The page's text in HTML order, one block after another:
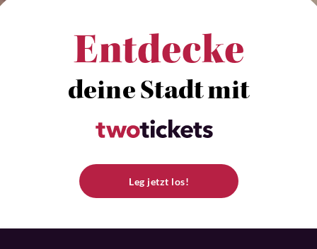
Entdecke
deine Stadt mit
Leg jetzt los!